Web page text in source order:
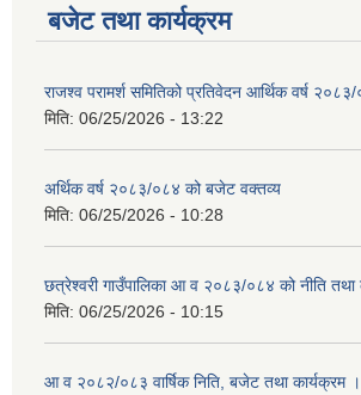
बजेट तथा कार्यक्रम
राजश्व परामर्श समितिको प्रतिवेदन आर्थिक वर्ष
मिति: 06/25/2026 - 13:22
अर्थिक वर्ष २०८३/०८४ को बजेट वक्तव्य
मिति: 06/25/2026 - 10:28
छत्रेश्वरी गाउँपालिका आ व २०८३/०८४ को नीति तथा
मिति: 06/25/2026 - 10:15
आ व २०८२/०८३ वार्षिक निति, बजेट तथा कार्यक्रम ।